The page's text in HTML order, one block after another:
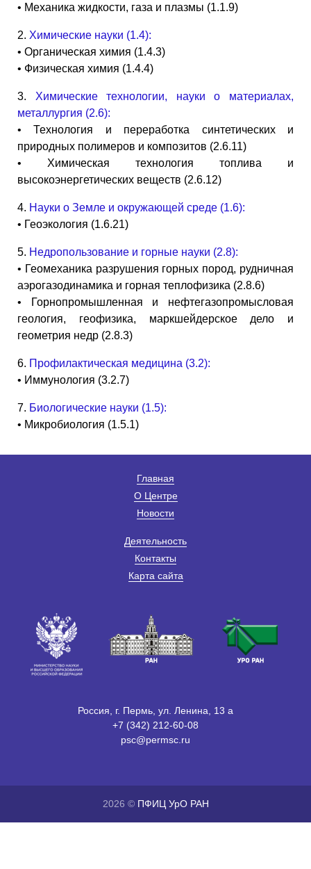
• Механика жидкости, газа и плазмы (1.1.9)
2. Химические науки (1.4):
• Органическая химия (1.4.3)
• Физическая химия (1.4.4)
3. Химические технологии, науки о материалах,
металлургия (2.6):
• Технология и переработка синтетических и
природных полимеров и композитов (2.6.11)
• Химическая технология топлива и
высокоэнергетических веществ (2.6.12)
4. Науки о Земле и окружающей среде (1.6):
• Геоэкология (1.6.21)
5. Недропользование и горные науки (2.8):
• Геомеханика разрушения горных пород, рудничная
аэрогазодинамика и горная теплофизика (2.8.6)
• Горнопромышленная и нефтегазопромысловая
геология, геофизика, маркшейдерское дело и
геометрия недр (2.8.3)
6. Профилактическая медицина (3.2):
• Иммунология (3.2.7)
7. Биологические науки (1.5):
• Микробиология (1.5.1)
Главная
О Центре
Новости
Деятельность
Контакты
Карта сайта
Россия, г. Пермь, ул. Ленина, 13 а
+7 (342) 212-60-08
psc@permsc.ru
2026 © ПФИЦ УрО РАН